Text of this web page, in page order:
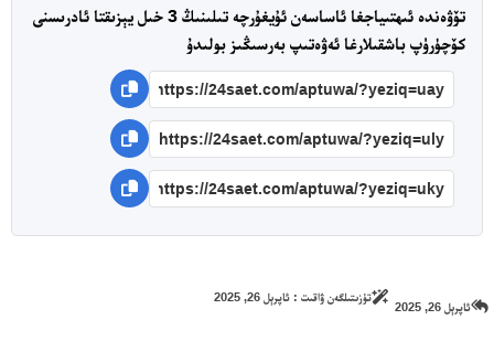
تۆۋەندە ئىھتىياجغا ئاساسەن ئۇيغۇرچە تىلىنىڭ 3 خىل يېزىقتا ئادرىسنى
كۆچۈرۈپ باشقىلارغا ئەۋەتىپ بەرسىڭىز بولىدۇ
ئاپرېل 26, 2025
تۈزىتىلگەن ۋاقىت : ئاپرېل 26, 2025